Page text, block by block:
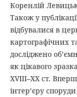
Коренлій
Також у
відбувалися в
картографічних
досліджено
як цікавого
XVIII–XX ст.
інтер’єру